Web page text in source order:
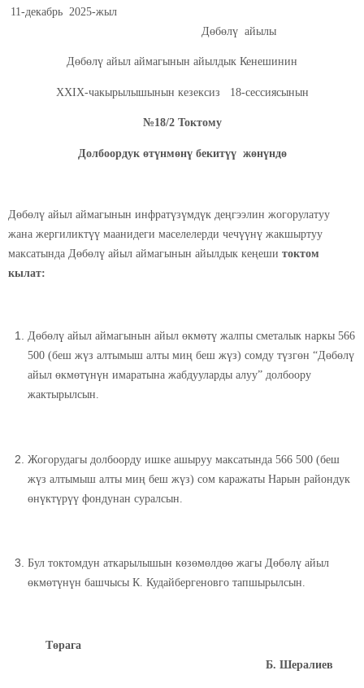
11-декабрь 2025-жыл
Дөбөлү айылы
Дөбөлү айыл аймагынын айылдык Кенешинин
ХХIХ-чакырылышынын кезексиз 18-сессиясынын
№18/2 Токтому
Долбоордук өтүнмөнү бекитүү жөнүндө
Дөбөлү айыл аймагынын инфратүзүмдүк деңгээлин жогорулатуу
жана жергиликтүү маанидеги маселелерди чечүүнү жакшыртуу
максатында Дөбөлү айыл аймагынын айылдык кеңеши токтом
кылат:
Дөбөлү айыл аймагынын айыл өкмөтү жалпы сметалык наркы 566
500 (беш жүз алтымыш алты миң беш жүз) сомду түзгөн “Дөбөлү
айыл өкмөтүнүн имаратына жабдууларды алуу” долбоору
жактырылсын.
Жогорудагы долбоорду ишке ашыруу максатында 566 500 (беш
жүз алтымыш алты миң беш жүз) сом каражаты Нарын райондук
өнүктүрүү фондунан суралсын.
Бул токтомдун аткарылышын көзөмөлдөө жагы Дөбөлү айыл
өкмөтүнүн башчысы К. Кудайбергеновго тапшырылсын.
Төрага
Б. Шералиев